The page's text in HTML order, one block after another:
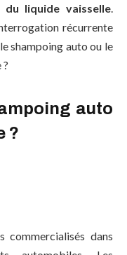
liquide vaisselle.
récurrente
shampoing auto ou le
auto
?
dans